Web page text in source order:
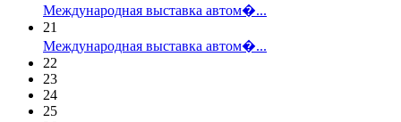
Международная выставка автом�...
21
Международная выставка автом�...
22
23
24
25